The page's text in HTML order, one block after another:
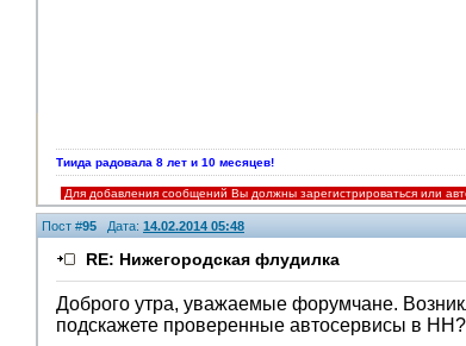
Тиида радовала 8 лет и 10 месяцев!
Для добавления сообщений Вы должны зарегистрироваться или
Пост #95 Дата: 14.02.2014 05:48
RE: Нижегородская флудилка
Доброго утра, уважаемые форумчане.
подскажете проверенные автосервисы в НН?